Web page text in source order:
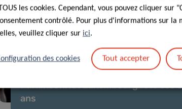
ParkinsonNet Luxembourg fête ses 5
ans
les cookies. Cependant, vous pouvez cliquer sur
contrôlé. Pour plus d'informations sur la
veuillez cliquer sur ici.
des cookies Tout accepter